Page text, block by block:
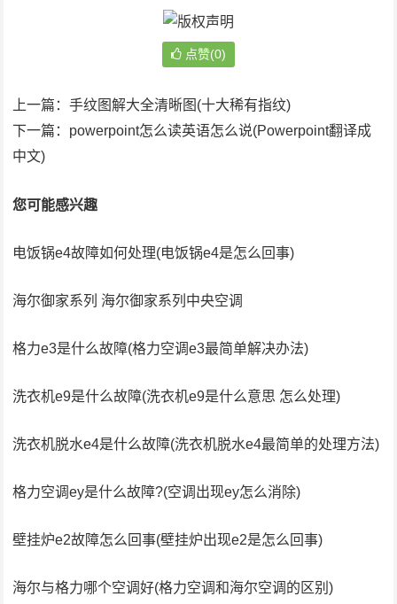
点赞(0)
上一篇：手纹图解大全清晰图(十大稀有指纹)
下一篇： powerpoint怎么读英语怎么说(Powerpoint翻译成
中文)
您可能感兴趣
电饭锅e4故障如何处理(电饭锅e4是怎么回事)
海尔御家系列 海尔御家系列中央空调
格力e3是什么故障(格力空调e3最简单解决办法)
洗衣机e9是什么故障(洗衣机e9是什么意思 怎么处理)
洗衣机脱水e4是什么故障(洗衣机脱水e4最简单的处理方法)
格力空调ey是什么故障?(空调出现ey怎么消除)
壁挂炉e2故障怎么回事(壁挂炉出现e2是怎么回事)
海尔与格力哪个空调好(格力空调和海尔空调的区别)